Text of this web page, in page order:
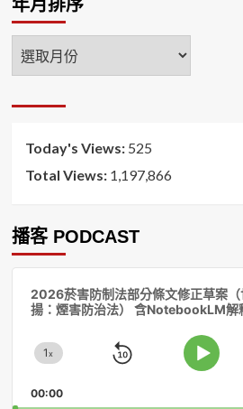
年月排序
年
月
序
Today's Views: 525
Total Views: 1,197,866
播客 PODCAST
2026菸害防制法部分條文修正草案
揚：煙害防治法） 含NotebookLM解
Change
Rate
1x
Skip
Play
00:00